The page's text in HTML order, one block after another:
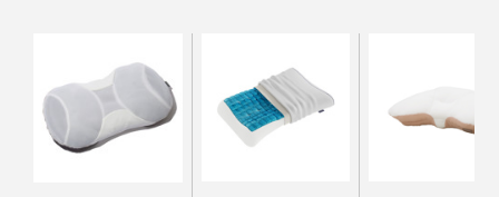
カラーは、月の光をイメージした「ベージュ」、夜空を
イメージした「シルバー」、グラデーションが美しい
「オーロラブラウン」のシックな３色展開。